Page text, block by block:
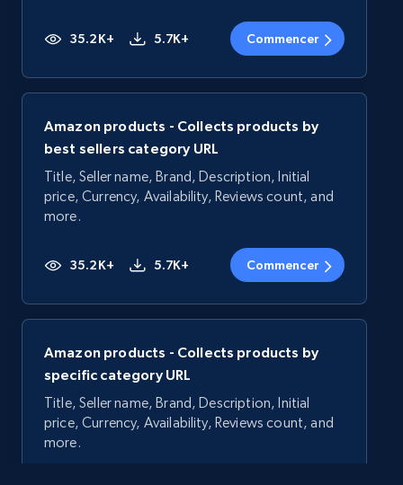
35.2K+ 5.7K+ Commencer
Amazon products - Collects products by
best sellers category URL
Title, Seller name, Brand, Description, Initial
price, Currency, Availability, Reviews count, and
more.
35.2K+ 5.7K+ Commencer
Amazon products - Collects products by
specific category URL
Title, Seller name, Brand, Description, Initial
price, Currency, Availability, Reviews count, and
more.